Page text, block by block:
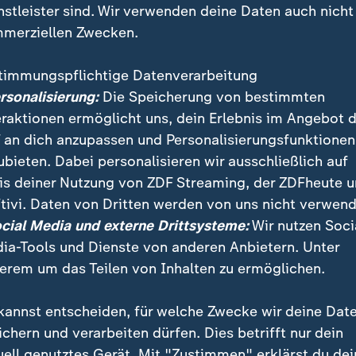
seine europäischen Partner zeigten vor der
dem Ende der Kämpfe die Straße von Hormus
Sanktionen zu lockern.
sind. Wir verwenden deine Daten auch nicht
Zwecken.
Datenverarbeitung
Die Speicherung von bestimmten
ermöglicht uns, dein Erlebnis im Angebot
an dich anzupassen und Personalisierungsfunktionen
Dabei personalisieren wir ausschließlich auf
deiner Nutzung von ZDF Streaming, der ZDFheute
Daten von Dritten werden von uns nicht
Media und externe Drittsysteme:Wir nutzen
Tools und Dienste von anderen Anbietern. Unter
um das Teilen von Inhalten zu ermöglichen.
entscheiden, für welche Zwecke wir deine
und verarbeiten dürfen. Dies betrifft nur dein